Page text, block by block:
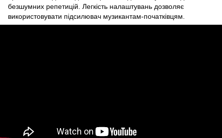
безшумних репетицій. Легкість налаштувань дозволяє
використовувати підсилювач музикантам-початківцям.